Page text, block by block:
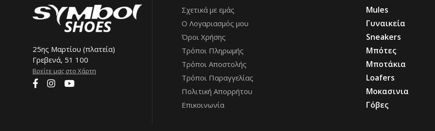
25ης Μαρτίου (πλατεία)
Γρεβενά, 51 100
Βρείτε μας στο Χάρτη
Σχετικά με εμάς
Ο Λογαριασμός μου
Όροι Χρήσης
Τρόποι Πληρωμής
Τρόποι Αποστολής
Τρόποι Παραγγελίας
Πολιτική Απορρήτου
Επικοινωνία
Mules
Γυναικεία
Sneakers
Μπότες
Μποτάκια
Loafers
Μοκασινια
Γόβες